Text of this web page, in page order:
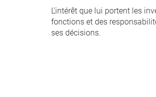
L’intérêt que lui portent les
fonctions et des
ses décisions.